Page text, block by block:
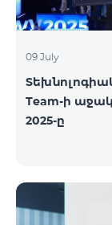
09 July
Team-ի
2025-ը